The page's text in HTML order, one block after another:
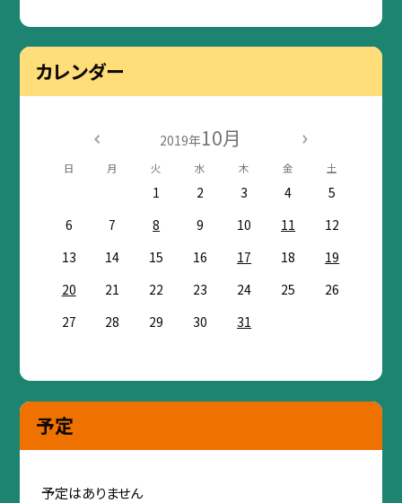
カレンダー
2019年10月
日 月 火 水 木 金 土
1 2 3 4
5
6
7 8 9 10 11
12
13
14 15 16 17 18
19
20
21 22 23 24 25
26
27
28 29 30 31
予定
予定はありません